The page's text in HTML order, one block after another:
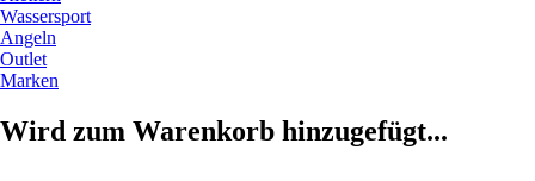
Wassersport
Angeln
Outlet
Marken
Wird zum Warenkorb hinzugefügt...